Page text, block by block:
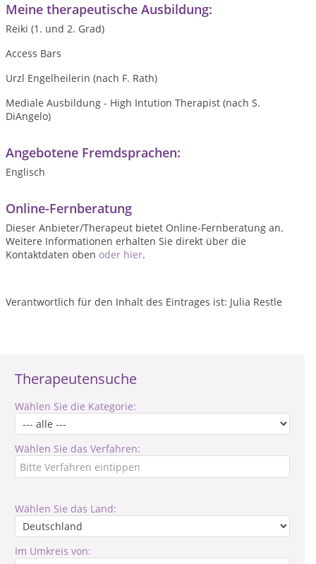
Therapeutensuche
Wählen Sie die Kategorie:
Wählen Sie das Verfahren:
Wählen Sie das Land:
Im Umkreis von:
Meine therapeutische Ausbildung:
Reiki (1. und 2. Grad)
Access Bars
Urzl Engelheilerin (nach F. Rath)
Mediale Ausbildung - High Intution Therapist (nach S.
DiAngelo)
Angebotene Fremdsprachen:
Englisch
Online-Fernberatung
Dieser Anbieter/Therapeut bietet Online-Fernberatung an.
Weitere Informationen erhalten Sie direkt über die
Kontaktdaten oben oder hier.
Verantwortlich für den Inhalt des Eintrages ist: Julia Restle